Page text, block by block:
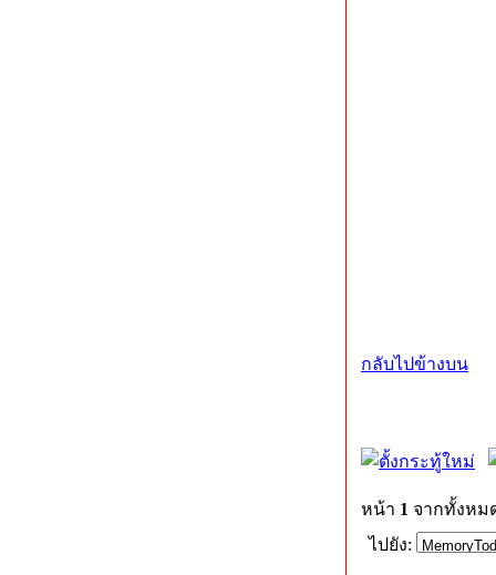
กลับไปข้างบน
หน้า 1 จากทั้งห
ไปยัง: